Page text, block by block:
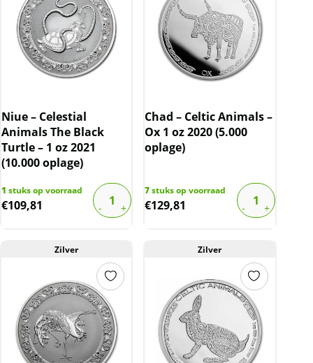
Niue – Celestial
Animals The Black
Turtle – 1 oz 2021
(10.000 oplage)
1 stuks op voorraad
€109,81
Chad – Celtic Animals –
Ox 1 oz 2020 (5.000
oplage)
7stuks op voorraad
€129,81
Zilver Zilver